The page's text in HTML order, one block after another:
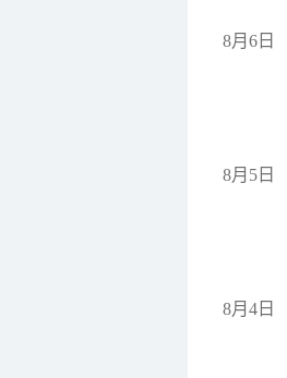
8月6日
8月5日
8月4日